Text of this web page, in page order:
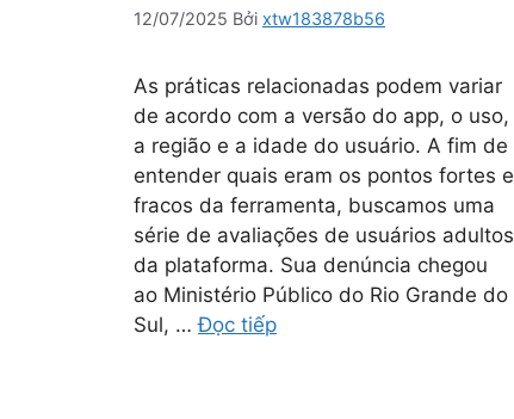
12/07/2025 Bởi xtw183878b56
As práticas relacionadas podem variar
de acordo com a versão do app, o uso,
a região e a idade do usuário. A fim de
entender quais eram os pontos fortes e
fracos da ferramenta, buscamos uma
série de avaliações de usuários adultos
da plataforma. Sua denúncia chegou
ao Ministério Público do Rio Grande do
Sul, …Đọc tiếp